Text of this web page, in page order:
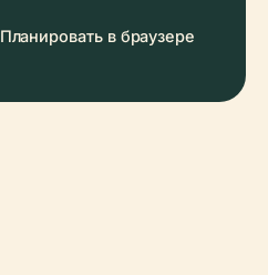
Планировать в браузере